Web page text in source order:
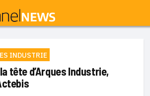
INDUSTRIE
tête d’Arques Industrie,